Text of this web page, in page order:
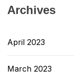
Archives
April 2023
March 2023